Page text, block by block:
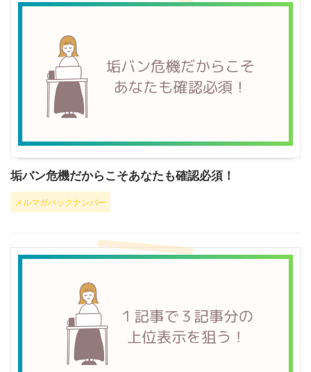
垢バン危機だからこそあなたも確認必須！
メルマガバックナンバー